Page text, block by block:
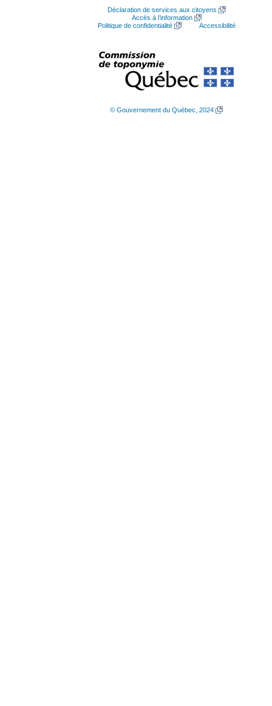
Déclaration de services aux citoyens
Accès à l’information
Politique de confidentialité
Accessibilité
© Gouvernement du Québec, 2024